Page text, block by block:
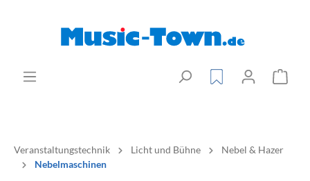
Veranstaltungstechnik Licht und Bühne
Nebel & Hazer
Nebelmaschinen